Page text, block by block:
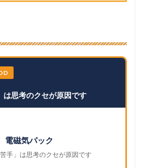
は思考のクセが原因です
電磁気パック
苦手」は思考のクセが原因です